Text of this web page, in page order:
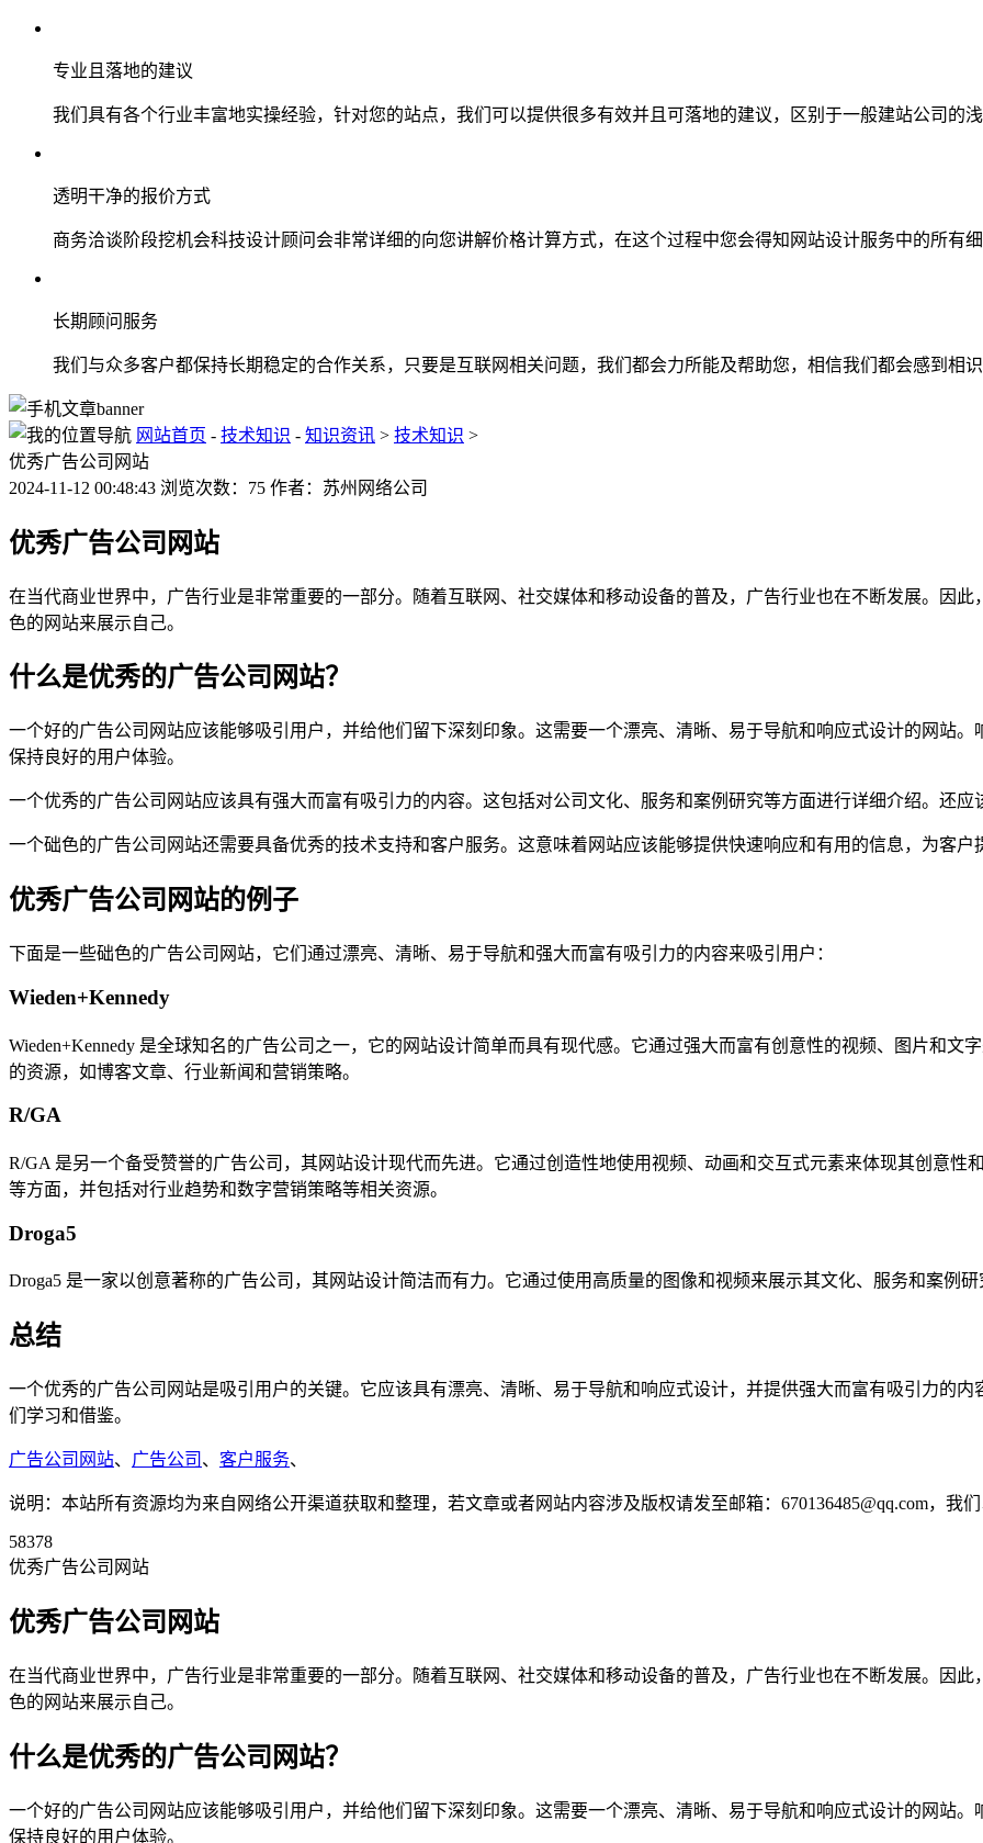
专业且落地的建议
我们具有各个行业丰富地实操经验，针对您的站点，我们可以提供很多有效并且可落地的建议，区别于一般建站公司的
透明干净的报价方式
商务洽谈阶段挖机会科技设计顾问会非常详细的向您讲解价格计算方式，在这个过程中您会得知网站设计服务中的所有
长期顾问服务
我们与众多客户都保持长期稳定的合作关系，只要是互联网相关问题，我们都会力所能及帮助您，相信我们都会感到相
网站首页 - 技术知识 - 知识资讯 > 技术知识 >
优秀广告公司网站
2024-11-12 00:48:43 浏览次数：75 作者：苏州网络公司
优秀广告公司网站
在当代商业世界中，广告行业是非常重要的一部分。随着互联网、社交媒体和移动设备的普及，广告行业也在不断发展。因
色的网站来展示自己。
什么是优秀的广告公司网站？
一个好的广告公司网站应该能够吸引用户，并给他们留下深刻印象。这需要一个漂亮、清晰、易于导航和响应式设计的网站
保持良好的用户体验。
一个优秀的广告公司网站应该具有强大而富有吸引力的内容。这包括对公司文化、服务和案例研究等方面进行详细介绍。还
一个础色的广告公司网站还需要具备优秀的技术支持和客户服务。这意味着网站应该能够提供快速响应和有用的信息，为客户
优秀广告公司网站的例子
下面是一些础色的广告公司网站，它们通过漂亮、清晰、易于导航和强大而富有吸引力的内容来吸引用户：
Wieden+Kennedy
Wieden+Kennedy 是全球知名的广告公司之一，它的网站设计简单而具有现代感。它通过强大而富有创意性的视频、图片和
的资源，如博客文章、行业新闻和营销策略。
R/GA
R/GA 是另一个备受赞誉的广告公司，其网站设计现代而先进。它通过创造性地使用视频、动画和交互式元素来体现其创意
等方面，并包括对行业趋势和数字营销策略等相关资源。
Droga5
Droga5 是一家以创意著称的广告公司，其网站设计简洁而有力。它通过使用高质量的图像和视频来展示其文化、服务和案例
总结
一个优秀的广告公司网站是吸引用户的关键。它应该具有漂亮、清晰、易于导航和响应式设计，并提供强大而富有吸引力的
们学习和借鉴。
广告公司网站、 广告公司 、 客户服务、
说明：本站所有资源均为来自网络公开渠道获取和整理，若文章或者网站内容涉及版权请发至邮箱：670136485@qq.com，我
58378
优秀广告公司网站
优秀广告公司网站
在当代商业世界中，广告行业是非常重要的一部分。随着互联网、社交媒体和移动设备的普及，广告行业也在不断发展。因
色的网站来展示自己。
什么是优秀的广告公司网站？
一个好的广告公司网站应该能够吸引用户，并给他们留下深刻印象。这需要一个漂亮、清晰、易于导航和响应式设计的网站
保持良好的用户体验。